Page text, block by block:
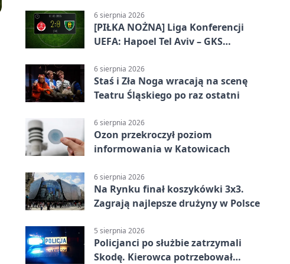
6 sierpnia 2026
[PIŁKA NOŻNA] Liga Konferencji
UEFA: Hapoel Tel Aviv – GKS
rundy kwalifikacyjnej
6 sierpnia 2026
Staś i Zła Noga wracają na scenę
Teatru Śląskiego po raz ostatni
6 sierpnia 2026
Ozon przekroczył poziom
informowania w Katowicach
6 sierpnia 2026
Na Rynku finał koszykówki 3x3.
Zagrają najlepsze drużyny w Polsce
5 sierpnia 2026
Policjanci po służbie zatrzymali
Skodę. Kierowca potrzebował